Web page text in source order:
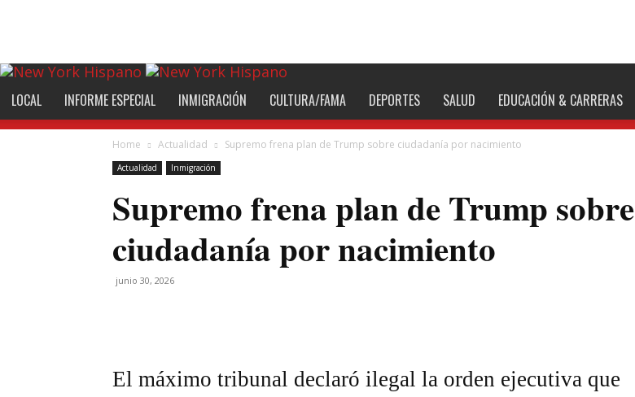
LOCAL INFORME ESPECIAL INMIGRACIÓN CULTURA/FAMA DEPORTES SALUD EDUCACIÓN & CARRERAS
Home Actualidad Supremo frena plan de Trump sobre ciudadanía por nacimiento
Actualidad Inmigración
Supremo frena plan de Trump sobre
ciudadanía por nacimiento
junio 30, 2026
El máximo tribunal declaró ilegal la orden ejecutiva que